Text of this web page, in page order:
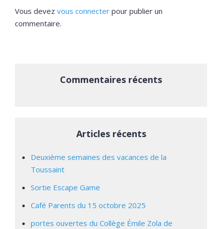
Vous devez vous connecter pour publier un
commentaire.
Commentaires récents
Articles récents
Deuxième semaines des vacances de la
Toussaint
Sortie Escape Game
Café Parents du 15 octobre 2025
portes ouvertes du Collège Émile Zola de